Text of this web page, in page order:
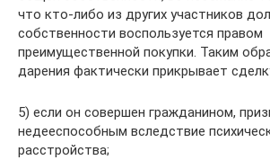
что кто-либо из других участников
собственности воспользуется правом
преимущественной покупки. Таким
дарения фактически прикрывает
5) если он совершен гражданином,
недееспособным вследствие
расстройства;